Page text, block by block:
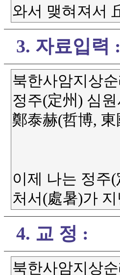
3. 자료입력 :
4. 교 정 :